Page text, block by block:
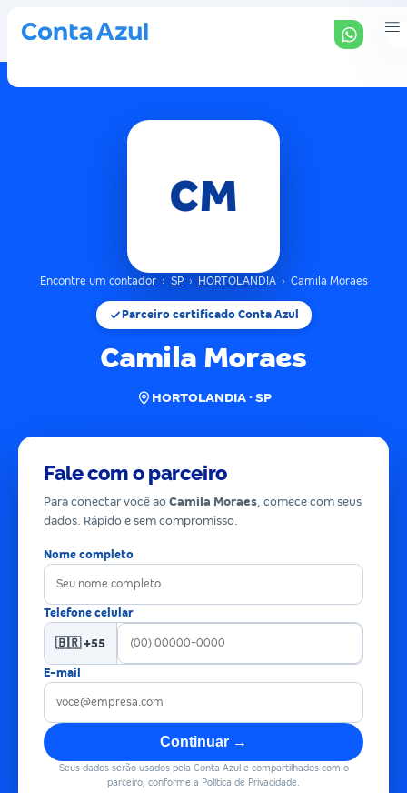
CM
Encontre um contador › SP › HORTOLANDIA › Camila Moraes
Parceiro certificado Conta Azul
Camila Moraes
HORTOLANDIA · SP
Fale com o parceiro
Para conectar você ao Camila Moraes, comece com seus
dados. Rápido e sem compromisso.
Nome completo
Telefone celular
🇧🇷 +55
E-mail
Continuar →
Seus dados serão usados pela Conta Azul e compartilhados com o
parceiro, conforme a Política de Privacidade.